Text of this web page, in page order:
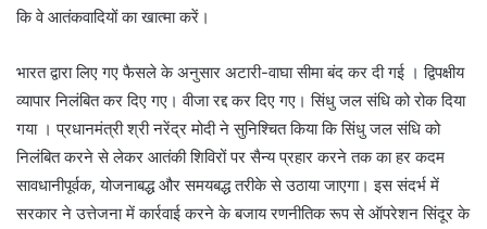
कि वे आतंकवादियों का खात्मा करें।
भारत द्वारा लिए गए फैसले के अनुसार अटारी-वाघा सीमा बंद कर दी गई । द्विपक्षीय
व्यापार निलंबित कर दिए गए। वीजा रद्द कर दिए गए। सिंधु जल संधि को रोक दिया
गया । प्रधानमंत्री श्री नरेंद्र मोदी ने सुनिश्चित किया कि सिंधु जल संधि को
निलंबित करने से लेकर आतंकी शिविरों पर सैन्य प्रहार करने तक का हर कदम
सावधानीपूर्वक, योजनाबद्ध और समयबद्ध तरीके से उठाया जाएगा। इस संदर्भ में
सरकार ने उत्तेजना में कार्रवाई करने के बजाय रणनीतिक रूप से ऑपरेशन सिंदूर के